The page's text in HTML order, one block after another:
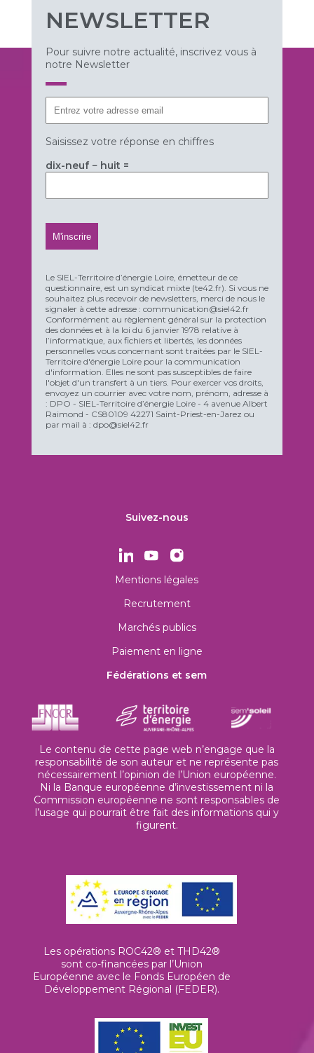
NEWSLETTER
Pour suivre notre actualité, inscrivez vous à
notre Newsletter
Saisissez votre réponse en chiffres
dix-neuf − huit =
Le SIEL-Territoire d’énergie Loire, émetteur de ce
questionnaire, est un syndicat mixte (te42.fr). Si vous ne
souhaitez plus recevoir de newsletters, merci de nous le
signaler à cette adresse : communication@siel42.fr
Conformément au règlement général sur la protection
des données et à la loi du 6 janvier 1978 relative à
l’informatique, aux fichiers et libertés, les données
personnelles vous concernant sont traitées par le SIEL-
Territoire d'énergie Loire pour la communication
d'information. Elles ne sont pas susceptibles de faire
l'objet d'un transfert à un tiers. Pour exercer vos droits,
envoyez un courrier avec votre nom, prénom, adresse à
: DPO - SIEL-Territoire d’énergie Loire - 4 avenue Albert
Raimond - CS80109 42271 Saint-Priest-en-Jarez ou
par mail à : dpo@siel42.fr
Suivez-nous
Mentions légales
Recrutement
Marchés publics
Paiement en ligne
Fédérations et sem
Le contenu de cette page web n’engage que la
responsabilité de son auteur et ne représente pas
nécessairement l’opinion de l’Union européenne.
Ni la Banque européenne d’investissement ni la
Commission européenne ne sont responsables de
l’usage qui pourrait être fait des informations qui y
figurent.
Les opérations ROC42® et THD42®
sont co-financées par l’Union
Européenne avec le Fonds Européen de
Développement Régional (FEDER).